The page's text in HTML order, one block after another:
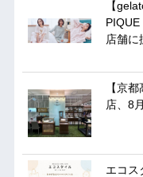
【
店舗に
【京
店、8
エコス